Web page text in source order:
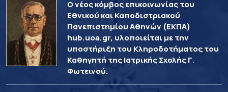
Ο νέος κόμβος επικοινωνίας του
Εθνικού και Καποδιστριακού
Πανεπιστημίου Αθηνών (ΕΚΠΑ)
hub.uoa.gr, υλοποιείται με την
υποστήριξη του Κληροδοτήματος του
Καθηγητή της Ιατρικής Σχολής Γ.
Φωτεινού.